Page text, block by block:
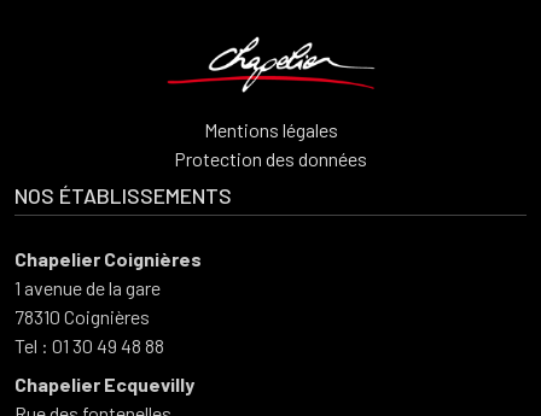
Mentions légales
Protection des données
NOS ÉTABLISSEMENTS
Chapelier Coignières
1 avenue de la gare
78310 Coignières
Tel : 01 30 49 48 88
Chapelier Ecquevilly